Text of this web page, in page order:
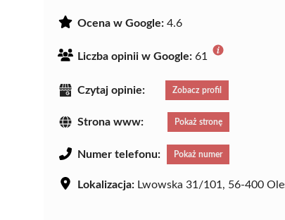
Ocena w Google: 4.6
Liczba opinii w Google: 61
Czytaj opinie: Zobacz profil
Strona www: Pokaż stronę
Numer telefonu: Pokaż numer
Lokalizacja: Lwowska 31/101, 56-400